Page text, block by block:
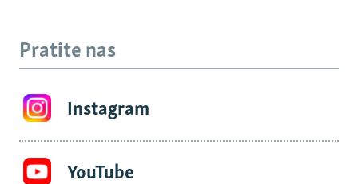
Pratite nas
Instagram
YouTube